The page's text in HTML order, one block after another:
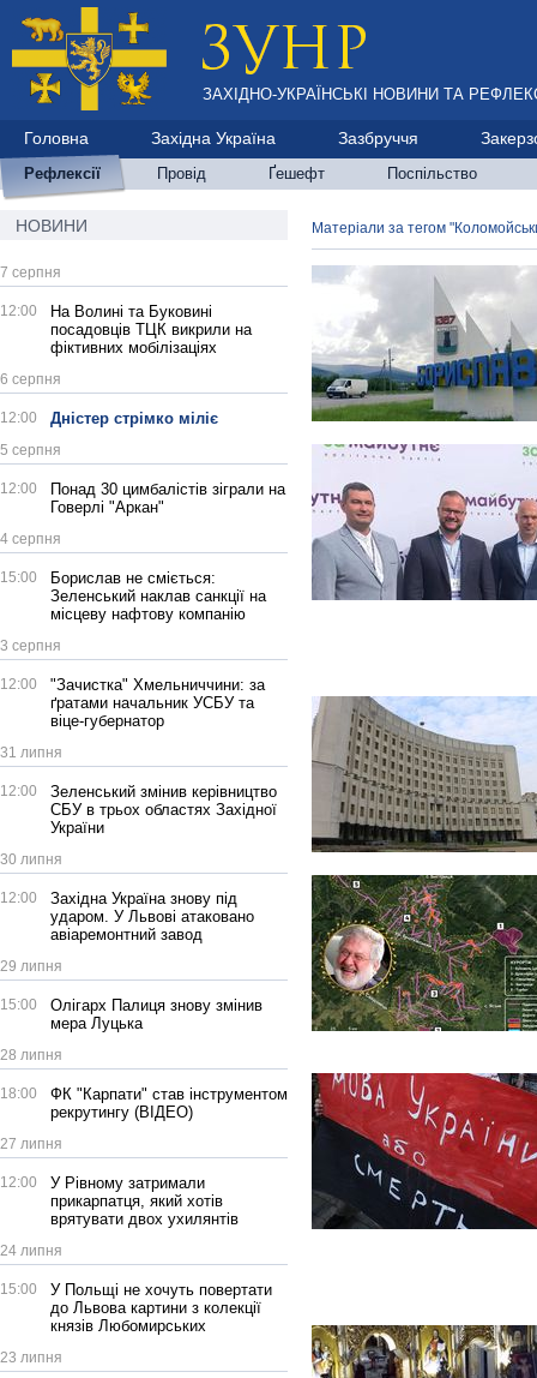
ЗАХІДНО-УКРАЇНСЬКІ НОВИНИ ТА
Головна Західна Україна Зазбруччя
Рефлексії Провід Ґешефт Поспільство
НОВИНИ
7 серпня
12:00
На Волині та Буковині
посадовців ТЦК викрили на
фіктивних мобілізаціях
6 серпня
12:00 Дністер стрімко міліє
5 серпня
12:00
Понад 30 цимбалістів зіграли на
Говерлі "Аркан"
4 серпня
15:00
Борислав не сміється:
Зеленський наклав санкції на
місцеву нафтову компанію
3 серпня
12:00
"Зачистка" Хмельниччини: за
ґратами начальник УСБУ та
віце-губернатор
31 липня
12:00
Зеленський змінив керівництво
СБУ в трьох областях Західної
України
30 липня
12:00
Західна Україна знову під
ударом. У Львові атаковано
авіаремонтний завод
29 липня
15:00
Олігарх Палиця знову змінив
мера Луцька
28 липня
18:00
ФК "Карпати" став інструментом
рекрутингу (ВІДЕО)
27 липня
12:00
У Рівному затримали
прикарпатця, який хотів
врятувати двох ухилянтів
24 липня
15:00
У Польщі не хочуть повертати
до Львова картини з колекції
князів Любомирських
23 липня
Матеріали за тегом